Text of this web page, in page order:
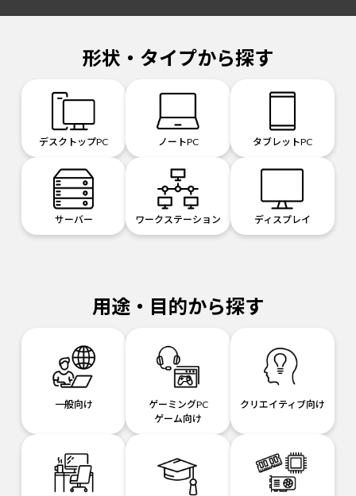
形状・タイプから探す
デスクトップPC ノートPC タブレットPC
サーバー ワークステーション ディスプレイ
用途・目的から探す
一般向け
ゲーミングPC
ゲーム向け
クリエイティブ向け